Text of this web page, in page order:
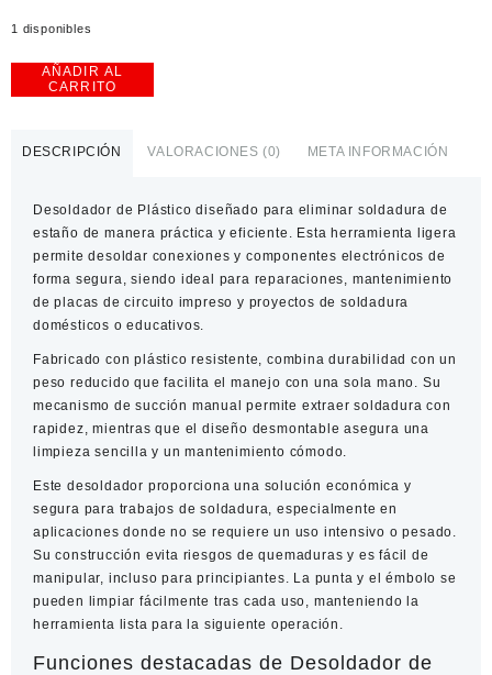
1 disponibles
Desoldador
de
AÑADIR AL
CARRITO
DESCRIPCIÓN VALORACIONES (0) META INFORMACIÓN
Desoldador de Plástico diseñado para eliminar soldadura de
estaño de manera práctica y eficiente. Esta herramienta ligera
permite desoldar conexiones y componentes electrónicos de
forma segura, siendo ideal para reparaciones, mantenimiento
de placas de circuito impreso y proyectos de soldadura
domésticos o educativos.
Fabricado con plástico resistente, combina durabilidad con un
peso reducido que facilita el manejo con una sola mano. Su
mecanismo de succión manual permite extraer soldadura con
rapidez, mientras que el diseño desmontable asegura una
limpieza sencilla y un mantenimiento cómodo.
Este desoldador proporciona una solución económica y
segura para trabajos de soldadura, especialmente en
aplicaciones donde no se requiere un uso intensivo o pesado.
Su construcción evita riesgos de quemaduras y es fácil de
manipular, incluso para principiantes. La punta y el émbolo se
pueden limpiar fácilmente tras cada uso, manteniendo la
herramienta lista para la siguiente operación.
Funciones destacadas de Desoldador de